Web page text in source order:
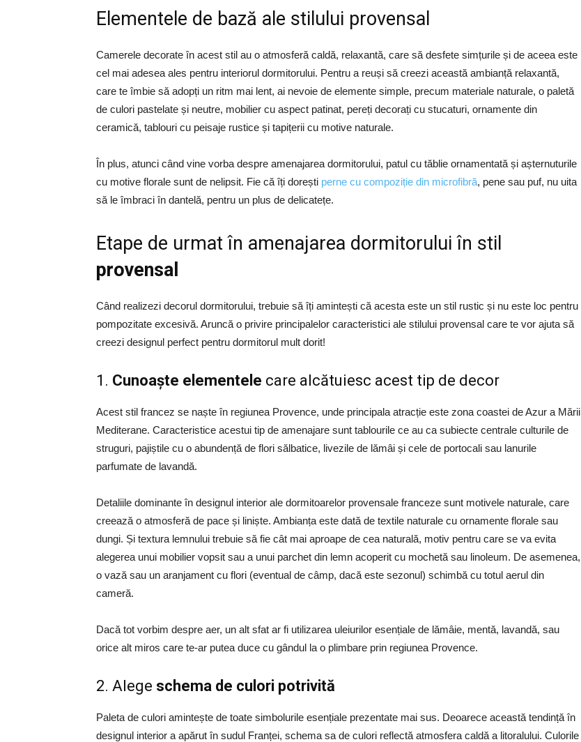
Elementele de bază ale stilului provensal
Camerele decorate în acest stil au o atmosferă caldă, relaxantă, care să desfete simțurile și de aceea este
cel mai adesea ales pentru interiorul dormitorului. Pentru a reuși să creezi această ambianță relaxantă,
care te îmbie să adopți un ritm mai lent, ai nevoie de elemente simple, precum materiale naturale, o paletă
de culori pastelate și neutre, mobilier cu aspect patinat, pereți decorați cu stucaturi, ornamente din
ceramică, tablouri cu peisaje rustice și tapițerii cu motive naturale.
În plus, atunci când vine vorba despre amenajarea dormitorului, patul cu tăblie ornamentată și așternuturile
cu motive florale sunt de nelipsit. Fie că îți dorești perne cu compoziție din microfibră, pene sau puf, nu uita
să le îmbraci în dantelă, pentru un plus de delicatețe.
Etape de urmat în amenajarea dormitorului în stil
provensal
Când realizezi decorul dormitorului, trebuie să îți amintești că acesta este un stil rustic și nu este loc pentru
pompozitate excesivă. Aruncă o privire principalelor caracteristici ale stilului provensal care te vor ajuta să
creezi designul perfect pentru dormitorul mult dorit!
1. Cunoaște elementele care alcătuiesc acest tip de decor
Acest stil francez se naște în regiunea Provence, unde principala atracție este zona coastei de Azur a Mării
Mediterane. Caracteristice acestui tip de amenajare sunt tablourile ce au ca subiecte centrale culturile de
struguri, pajiștile cu o abundență de flori sălbatice, livezile de lămâi și cele de portocali sau lanurile
parfumate de lavandă.
Detaliile dominante în designul interior ale dormitoarelor provensale franceze sunt motivele naturale, care
creează o atmosferă de pace și liniște. Ambianța este dată de textile naturale cu ornamente florale sau
dungi. Și textura lemnului trebuie să fie cât mai aproape de cea naturală, motiv pentru care se va evita
alegerea unui mobilier vopsit sau a unui parchet din lemn acoperit cu mochetă sau linoleum. De asemenea,
o vază sau un aranjament cu flori (eventual de câmp, dacă este sezonul) schimbă cu totul aerul din
cameră.
Dacă tot vorbim despre aer, un alt sfat ar fi utilizarea uleiurilor esențiale de lămâie, mentă, lavandă, sau
orice alt miros care te-ar putea duce cu gândul la o plimbare prin regiunea Provence.
2. Alege schema de culori potrivită
Paleta de culori amintește de toate simbolurile esențiale prezentate mai sus. Deoarece această tendință în
designul interior a apărut în sudul Franței, schema sa de culori reflectă atmosfera caldă a litoralului. Culorile